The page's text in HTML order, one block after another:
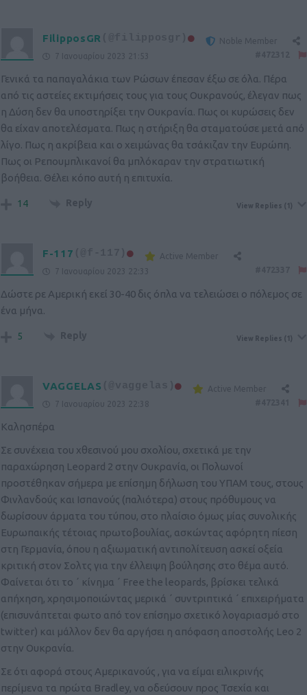
FilipposGR (@filipposgr)
Noble Member
7 Ιανουαρίου 2023 21:53
Γενικά τα παπαγαλάκια των Ρώσων έπεσαν έξω σε όλα. Πέρα
από τις αστείες εκτιμήσεις τους για τους Ουκρανούς, έλεγαν πως
η Δύση δεν θα υποστηρίξει την Ουκρανία. Πως οι κυρώσεις δεν
θα είχαν αποτελέσματα. Πως η στήριξη θα σταματούσε μετά από
λίγο. Πως η ακρίβεια και ο χειμώνας θα τσάκιζαν την Ευρώπη.
Πως οι Ρεπουμπλικανοί θα μπλόκαραν την στρατιωτική
βοήθεια. Θέλει κόπο αυτή η επιτυχία.
14 Reply View Replies (1)
F-117 (@f-117)
Active Member
7 Ιανουαρίου 2023 22:33
Δώστε ρε Αμερική εκεί 30-40 δις όπλα να τελειώσει ο πόλεμος σε
ένα μήνα.
5 Reply View Replies (1)
VAGGELAS (@vaggelas)
Active Member
7 Ιανουαρίου 2023 22:38
Καλησπέρα
Σε συνέχεια του χθεσινού μου σχολίου, σχετικά με την
παραχώρηση Leopard 2 στην Ουκρανία, οι Πολωνοί
προστέθηκαν σήμερα με επίσημη δήλωση του ΥΠΑΜ τους, στους
Φινλανδούς και Ισπανούς (παλιότερα) στους πρόθυμους να
δωρίσουν άρματα του τύπου, στο πλαίσιο όμως μίας συνολικής
Ευρωπαικής τέτοιας πρωτοβουλίας, ασκώντας αφόρητη πίεση
στη Γερμανία, όπου η αξιωματική αντιπολίτευση ασκεί οξεία
κριτική στον Σολτς για την έλλειψη βούλησης στο θέμα αυτό.
Φαίνεται ότι το ΄ κίνημα ΄ Free the leopards, βρίσκει τελικά
απήχηση, χρησιμοποιώντας μερικά ΄ συντριπτικά ΄ επιχειρήματα
(επισυνάπτεται φωτο από τον επίσημο σχετικό λογαριασμό στο
twitter) και μάλλον δεν θα αργήσει η απόφαση αποστολής Leo 2
στην Ουκρανία.
Σε ότι αφορά στους Αμερικανούς , για να είμαι ειλικρινής
περίμενα τα πρώτα Bradley, να οδεύσουν προς Τσεχία και